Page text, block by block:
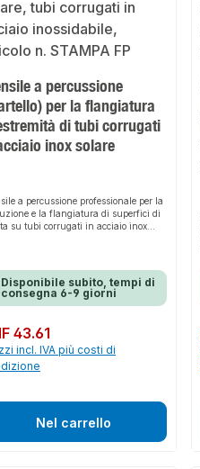
a percussione
per la flangiatura
di tubi corrugati
inox solare
a percussione professionale per la
e la flangiatura di superfici di
su tubi corrugati in acciaio inox
come superficie di tenuta per
A tal fine sono necessari
a percussione e la ganascia di
accelera notevolmente l'intero
L'utensile a percussione è
(tranne che per il DN32) e può
utilizzato per tubi corrugati di
selezionare la ganascia di
Disponibile subito, tempi di
consegna 6-9 giorni
normale:
43.61
incl. IVA più costi di
Nel carrello